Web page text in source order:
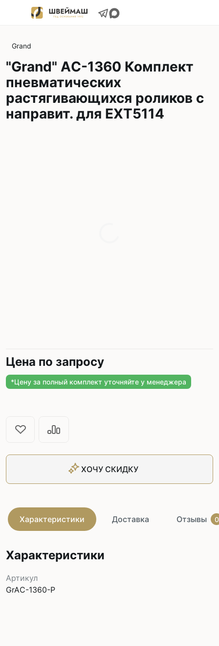
Grand
"Grand" AС-1360 Комплект
пневматических
растягивающихся роликов с
направит. для EXT5114
Цена по запросу
*Цену за полный комплект уточняйте у менеджера
ХОЧУ СКИДКУ
Характеристики Доставка Отзывы 0
Характеристики
Артикул
GrAС-1360-P